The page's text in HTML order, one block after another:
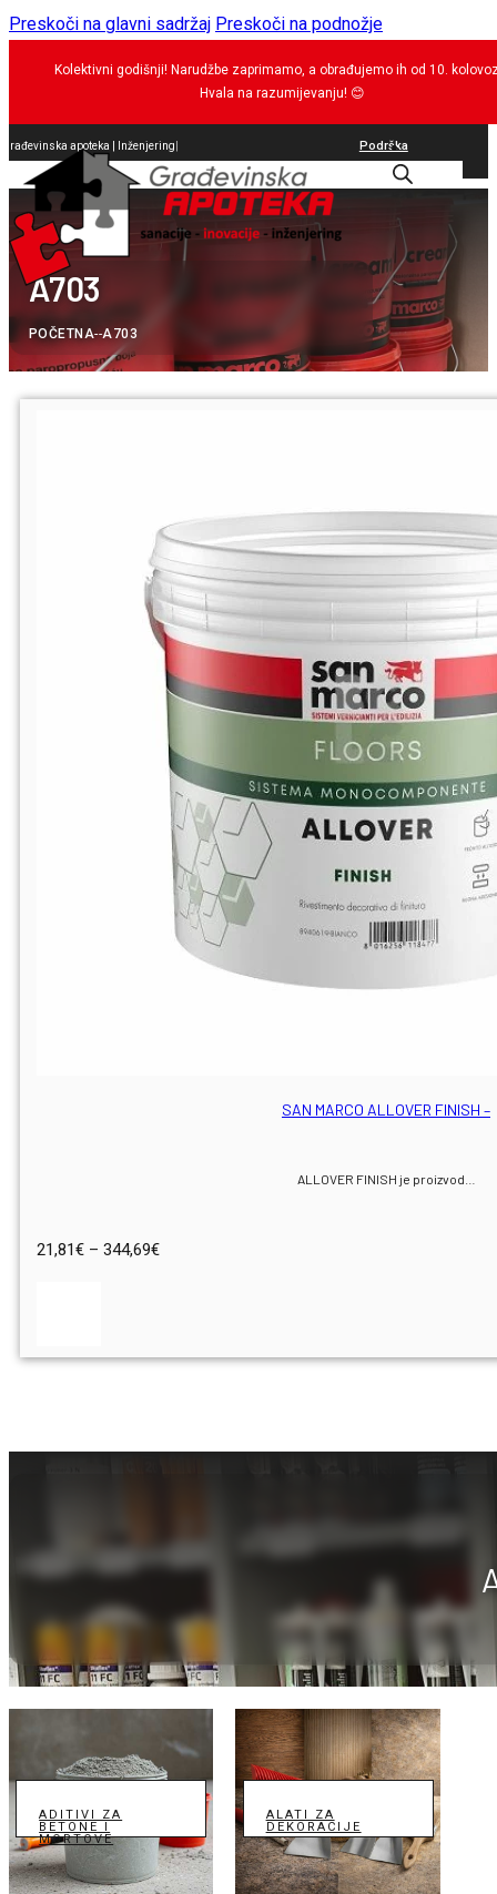
Preskoči na glavni sadržaj Preskoči na podnožje
Kolektivni godišnji! Narudžbe zaprimamo, a obrađujemo ih od 10.
Hvala na razumijevanju! 😊
Građevinska apoteka | brtvi| Podrška
A703
POČETNA--A703
SAN MARCO ALLOVER FINISH –
ALLOVER FINISH je proizvod…
21,81€ – 344,69€Raspon
do
ADITIVI ZA
BETONE I
MORTOVE
ALATI ZA
DEKORACIJE